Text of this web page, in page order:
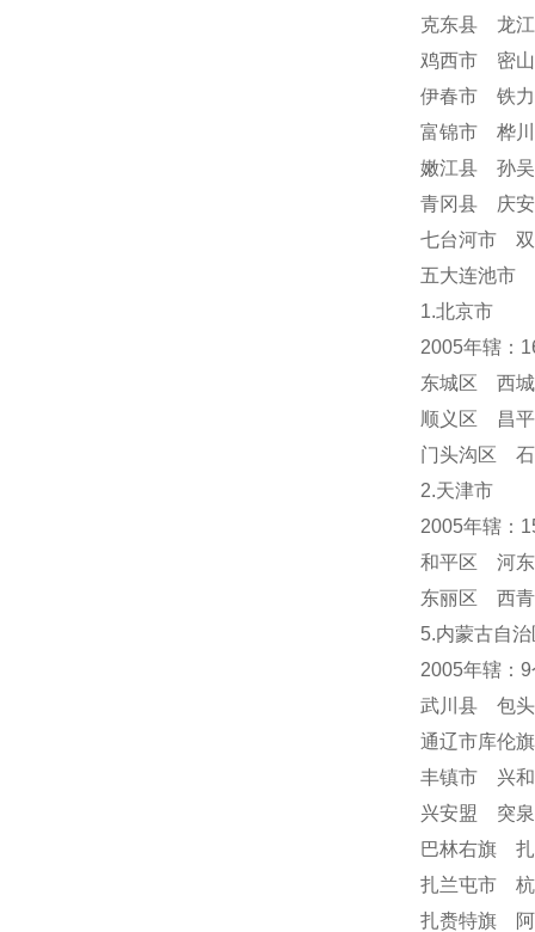
克东县 龙
鸡西市 密
伊春市 铁
富锦市 桦
嫩江县 孙
青冈县 庆
七台河市
五大连池市
1.北京市
2005年辖：
东城区 西
顺义区 昌
门头沟区
2.天津市
2005年辖：
和平区 河
东丽区 西
5.内蒙古自治
2005年辖：
武川县 包
通辽市库
丰镇市 兴
兴安盟 突
巴林右旗
扎兰屯市
扎赉特旗